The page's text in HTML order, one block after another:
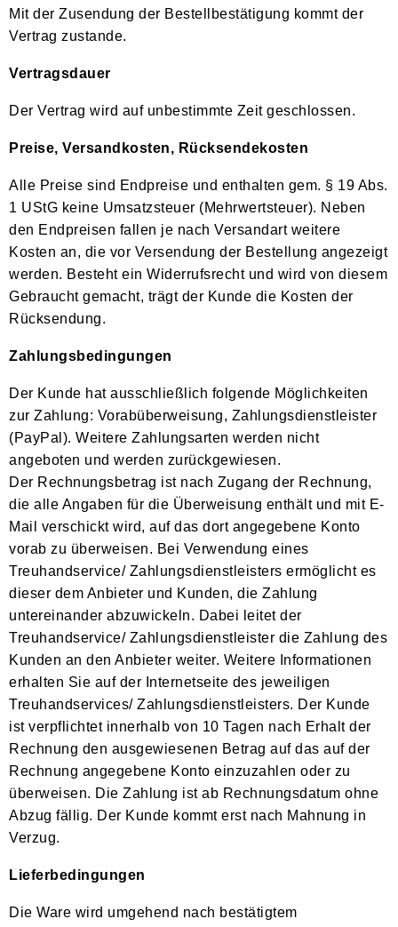
Mit der Zusendung der Bestellbestätigung kommt der
Vertrag zustande.
Vertragsdauer
Der Vertrag wird auf unbestimmte Zeit geschlossen.
Preise, Versandkosten, Rücksendekosten
Alle Preise sind Endpreise und enthalten gem. § 19 Abs.
1 UStG keine Umsatzsteuer (Mehrwertsteuer). Neben
den Endpreisen fallen je nach Versandart weitere
Kosten an, die vor Versendung der Bestellung angezeigt
werden. Besteht ein Widerrufsrecht und wird von diesem
Gebraucht gemacht, trägt der Kunde die Kosten der
Rücksendung.
Zahlungsbedingungen
Der Kunde hat ausschließlich folgende Möglichkeiten
zur Zahlung: Vorabüberweisung, Zahlungsdienstleister
(PayPal). Weitere Zahlungsarten werden nicht
angeboten und werden zurückgewiesen.
Der Rechnungsbetrag ist nach Zugang der Rechnung,
die alle Angaben für die Überweisung enthält und mit E-
Mail verschickt wird, auf das dort angegebene Konto
vorab zu überweisen. Bei Verwendung eines
Treuhandservice/ Zahlungsdienstleisters ermöglicht es
dieser dem Anbieter und Kunden, die Zahlung
untereinander abzuwickeln. Dabei leitet der
Treuhandservice/ Zahlungsdienstleister die Zahlung des
Kunden an den Anbieter weiter. Weitere Informationen
erhalten Sie auf der Internetseite des jeweiligen
Treuhandservices/ Zahlungsdienstleisters. Der Kunde
ist verpflichtet innerhalb von 10 Tagen nach Erhalt der
Rechnung den ausgewiesenen Betrag auf das auf der
Rechnung angegebene Konto einzuzahlen oder zu
überweisen. Die Zahlung ist ab Rechnungsdatum ohne
Abzug fällig. Der Kunde kommt erst nach Mahnung in
Verzug.
Lieferbedingungen
Die Ware wird umgehend nach bestätigtem